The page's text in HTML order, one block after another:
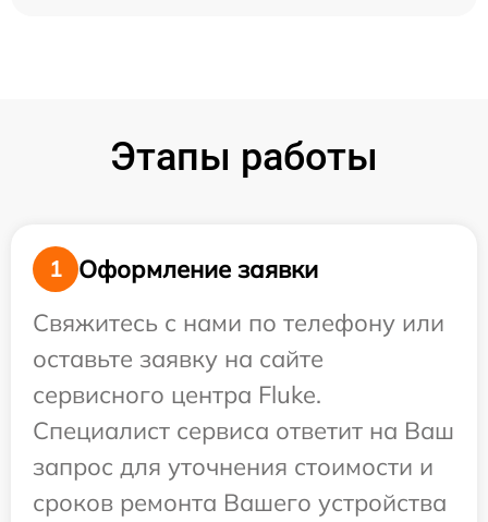
Этапы работы
1
Оформление заявки
Свяжитесь с нами по телефону или
оставьте заявку на сайте
сервисного центра Fluke.
Специалист сервиса ответит на Ваш
запрос для уточнения стоимости и
сроков ремонта Вашего устройства